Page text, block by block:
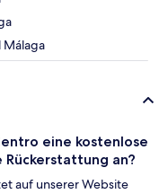
Málaga
eine kostenlose
an?
auf unserer Website